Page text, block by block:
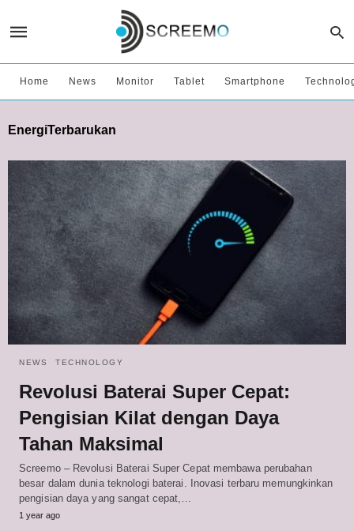
Home News Monitor Tablet Smartphone
EnergiTerbarukan
NEWS TECHNOLOGY
Revolusi Baterai Super Cepat:
Pengisian Kilat dengan Daya
Tahan Maksimal
Screemo – Revolusi Baterai Super Cepat membawa perubahan
besar dalam dunia teknologi baterai. Inovasi terbaru memungkinkan
pengisian daya yang sangat cepat,…
1 year ago